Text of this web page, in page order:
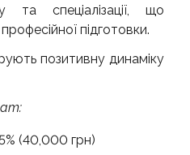
та спеціалізації, що
підготовки.
позитивну динаміку
(40,000 грн)